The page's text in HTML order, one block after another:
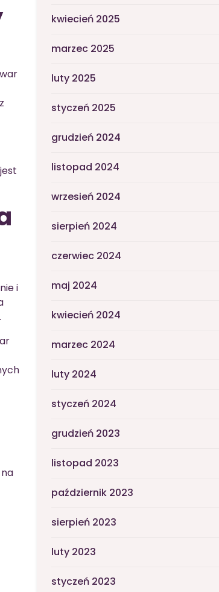
i
kwiecień 2025
marzec 2025
luty 2025
styczeń 2025
grudzień 2024
listopad 2024
wrzesień 2024
sierpień 2024
czerwiec 2024
maj 2024
kwiecień 2024
marzec 2024
luty 2024
styczeń 2024
grudzień 2023
listopad 2023
październik 2023
sierpień 2023
luty 2023
styczeń 2023